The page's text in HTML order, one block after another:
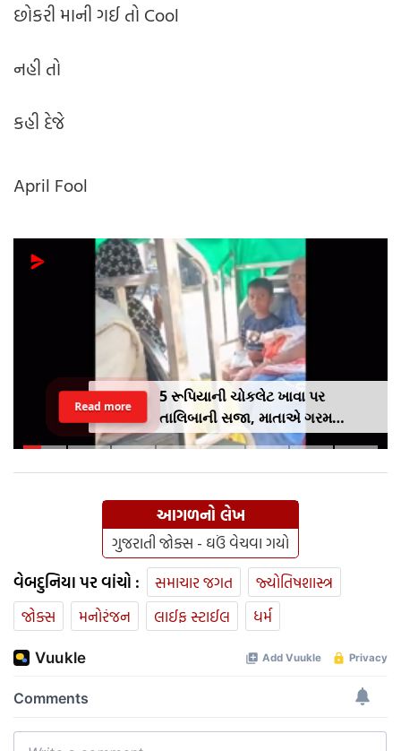
છોકરી માની ગઈ તો Cool
નહી તો
કહી દેજે
April Fool
5 રૂપિયાની ચોકલેટ ખાવા પર
તાલિબાની સજા, માતાએ ગરમ
ચપ્પુથી પુત્રના પગમાં આપ્યો ડામ,
Read more
આગળનો લેખ
ગુજરાતી જોક્સ - ઘઉં વેચવા ગયો
વેબદુનિયા પર વાંચો : સમાચાર જગત
જ્યોતિષશાસ્ત્ર
જોક્સ
મનોરંજન લાઈફ સ્ટાઈલ ધર્મ